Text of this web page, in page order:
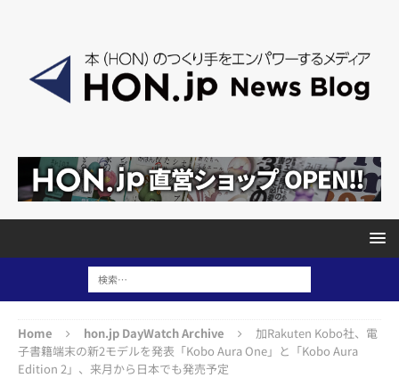
Home hon.jp DayWatch Archive
加Rakuten Kobo社、電
子書籍端末の新2モデルを発表「Kobo Aura One」と「Kobo Aura
Edition 2」、来月から日本でも発売予定